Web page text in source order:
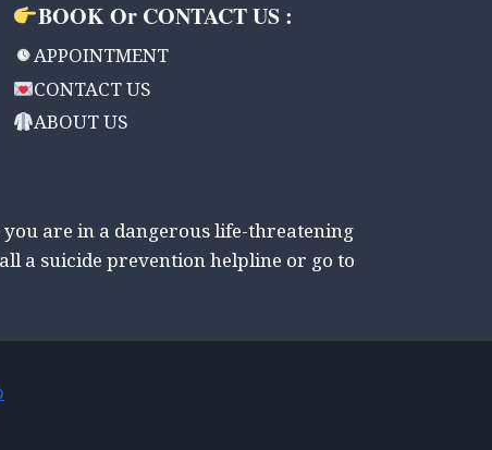
BOOK Or CONTACT US :
APPOINTMENT
CONTACT US
ABOUT US
are in a dangerous life-threatening
a suicide prevention helpline or go to